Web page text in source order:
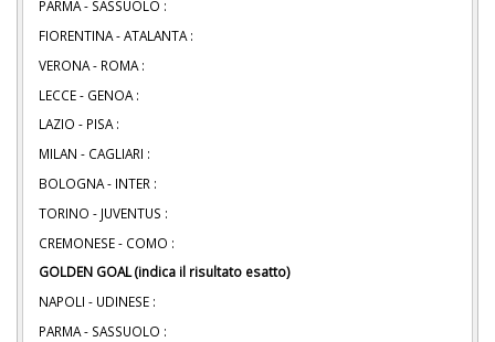
PARMA - SASSUOLO :
FIORENTINA - ATALANTA :
VERONA - ROMA :
LECCE - GENOA :
LAZIO - PISA :
MILAN - CAGLIARI :
BOLOGNA - INTER :
TORINO - JUVENTUS :
CREMONESE - COMO :
GOLDEN GOAL (indica il risultato esatto)
NAPOLI - UDINESE :
PARMA - SASSUOLO :